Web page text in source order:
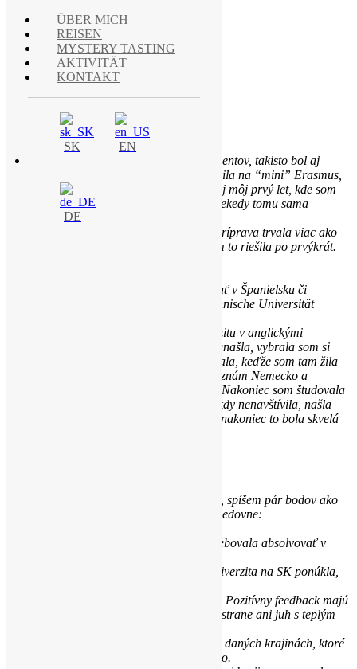
DRESDEN (ERASMUS)
AKTIVITÄT
Štúdium v zahraničí je snom mnohých študentov, takisto bol aj
mojim. Už na strednej škole som sa prihlásila na “mini” Erasmus,
ktorý sa konal v Anglicku. Bol to zároveň aj môj prvý let, kde som
letela sama v 18 rokoch. To bol zážitok! Niekedy tomu sama
nemôžem neveriť, aká som bola odvážna.
Druhý Erasmus sa mi podaril počas VŠ. Príprava trvala viac ako
pol roka, samozrejme, bolo to preto, že som to riešila po prvýkrát.
Aj keď zo začiatku som mala túžbu študovať v Španielsku či
Portugalsku, nakoniec som si vybrala Technische Universität
Keďže španielsky neviem a vhodnú univerzitu v anglickými
predmetami som na juhozápade Európy nenašla, vybrala som si
Nemecko. Úprimne, táto krajina ma nelákala, keďže som tam žila
pár mesiacov v lete viac rokov po sebe. Poznám Nemecko a
Nemcov, ich životný štýl, krajinu ako takú. Nakoniec som študovala
vo východnej časti Nemecka, ktoré som nikdy nenavštívila, našla
vhodnú univerzitu a dala som jej šancu. A nakoniec to bola skvelá
Ak by ste plánovali výber školy v zahraničí, spíšem pár bodov ako
som postupovala, môj výber prebiehal nasledovne:
1. Spísala som si predmety, ktoré som potrebovala absolvovať v
2. Pozrela som si zoznam škôl, ktoré mi univerzita na SK ponúkla,
3. Vybrala som si krajiny, ktoré ma zaujali. Pozitívny feedback majú
aj rozvinuté severské krajiny, no na druhej strane ani juh s teplým
4. Následne som si vybrala pár univerzít, v daných krajinách, ktoré
ma zaujali. Ja som preferovala väčšie mesto.
ÜBER MICH
REISEN
MYSTERY TASTING
AKTIVITÄT
KONTAKT
SK EN
DE